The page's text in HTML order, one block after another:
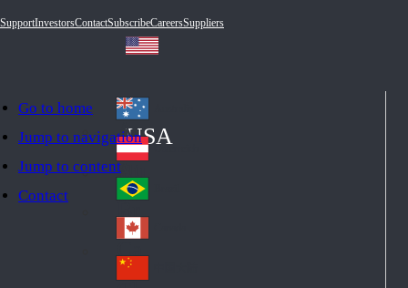
Go to home
Jump to navigation
Jump to content
Contact
SupportInvestorsContactSubscribeCareersSuppliers
USA
Au
str
ali
a
Au
stri
a
Br
azi
l
Ca
na